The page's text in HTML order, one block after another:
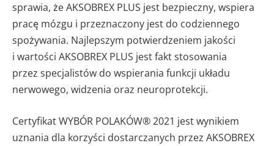
sprawia, że AKSOBREX PLUS jest bezpieczny, wspiera
pracę mózgu i przeznaczony jest do codziennego
spożywania. Najlepszym potwierdzeniem jakości
i wartości AKSOBREX PLUS jest fakt stosowania
przez specjalistów do wspierania funkcji układu
nerwowego, widzenia oraz neuroprotekcji.
Certyfikat WYBÓR POLAKÓW® 2021 jest wynikiem
uznania dla korzyści dostarczanych przez AKSOBREX